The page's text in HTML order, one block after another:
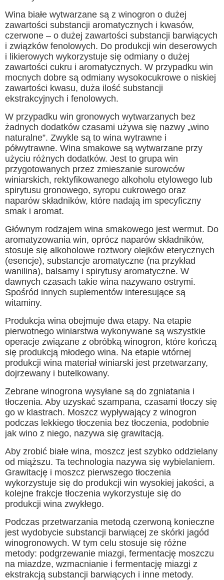
Wina białe wytwarzane są z winogron o dużej
zawartości substancji aromatycznych i kwasów,
czerwone – o dużej zawartości substancji barwiących
i związków fenolowych. Do produkcji win deserowych
i likierowych wykorzystuje się odmiany o dużej
zawartości cukru i aromatycznych. W przypadku win
mocnych dobre są odmiany wysokocukrowe o niskiej
zawartości kwasu, duża ilość substancji
ekstrakcyjnych i fenolowych.
W przypadku win gronowych wytwarzanych bez
żadnych dodatków czasami używa się nazwy „wino
naturalne”. Zwykle są to wina wytrawne i
półwytrawne. Wina smakowe są wytwarzane przy
użyciu różnych dodatków. Jest to grupa win
przygotowanych przez zmieszanie surowców
winiarskich, rektyfikowanego alkoholu etylowego lub
spirytusu gronowego, syropu cukrowego oraz
naparów składników, które nadają im specyficzny
smak i aromat.
Głównym rodzajem wina smakowego jest wermut. Do
aromatyzowania win, oprócz naparów składników,
stosuje się alkoholowe roztwory olejków eterycznych
(esencje), substancje aromatyczne (na przykład
wanilina), balsamy i spirytusy aromatyczne. W
dawnych czasach takie wina nazywano ostrymi.
Spośród innych suplementów interesujące są
witaminy.
Produkcja wina obejmuje dwa etapy. Na etapie
pierwotnego winiarstwa wykonywane są wszystkie
operacje związane z obróbką winogron, które kończą
się produkcją młodego wina. Na etapie wtórnej
produkcji wina materiał winiarski jest przetwarzany,
dojrzewany i butelkowany.
Zebrane winogrona wysyłane są do zgniatania i
tłoczenia. Aby uzyskać szampana, czasami tłoczy się
go w klastrach. Moszcz wypływający z winogron
podczas lekkiego tłoczenia bez tłoczenia, podobnie
jak wino z niego, nazywa się grawitacją.
Aby zrobić białe wina, moszcz jest szybko oddzielany
od miąższu. Ta technologia nazywa się wybielaniem.
Grawitację i moszcz pierwszego tłoczenia
wykorzystuje się do produkcji win wysokiej jakości, a
kolejne frakcje tłoczenia wykorzystuje się do
produkcji wina zwykłego.
Podczas przetwarzania metodą czerwoną konieczne
jest wydobycie substancji barwiącej ze skórki jagód
winogronowych. W tym celu stosuje się różne
metody: podgrzewanie miazgi, fermentację moszczu
na miazdze, wzmacnianie i fermentację miazgi z
ekstrakcją substancji barwiących i inne metody.